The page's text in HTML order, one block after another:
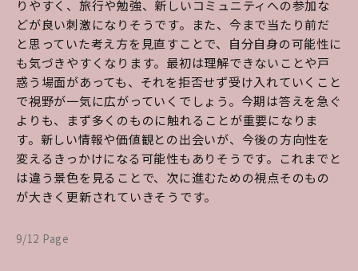
りやすく、旅行や勉強、新しいコミュニティへの参加な
どが良い刺激になりそうです。また、今まで当たり前だ
と思っていた考え方を見直すことで、自分自身の可能性に
も気づきやすくなります。最初は理解できないことや戸
惑う場面があっても、それを拒否せず受け入れていくこと
で視野が一気に広がっていくでしょう。今期は答えを急ぐ
よりも、まず多くのものに触れることが重要になりま
す。新しい情報や価値観との出会いが、今後の方向性を
変えるきっかけになる可能性もありそうです。これまでと
は違う景色を見ることで、次に進むための視点そのもの
が大きく更新されていきそうです。
9/12 Page